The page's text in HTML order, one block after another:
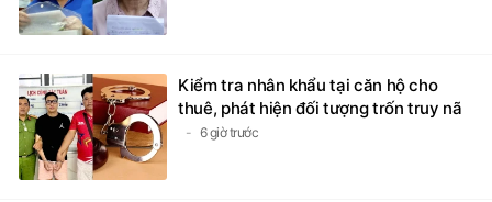
thuê, phát hiện đối tượng trốn truy nã
6 giờ trước